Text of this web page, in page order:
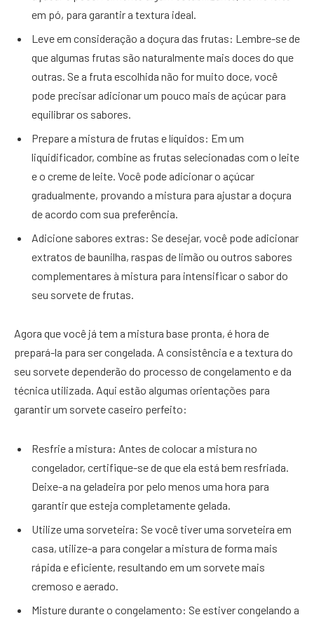
em pó, para garantir a textura ideal.
Leve em consideração a doçura das frutas: Lembre-se de
que algumas frutas são naturalmente mais doces do que
outras. Se a fruta escolhida não for muito doce, você
pode precisar adicionar um pouco mais de açúcar para
equilibrar os sabores.
Prepare a mistura de frutas e líquidos: Em um
liquidificador, combine as frutas selecionadas com o leite
e o creme de leite. Você pode adicionar o açúcar
gradualmente, provando a mistura para ajustar a doçura
de acordo com sua preferência.
Adicione sabores extras: Se desejar, você pode adicionar
extratos de baunilha, raspas de limão ou outros sabores
complementares à mistura para intensificar o sabor do
seu sorvete de frutas.
Agora que você já tem a mistura base pronta, é hora de
prepará-la para ser congelada. A consistência e a textura do
seu sorvete dependerão do processo de congelamento e da
técnica utilizada. Aqui estão algumas orientações para
garantir um sorvete caseiro perfeito:
Resfrie a mistura: Antes de colocar a mistura no
congelador, certifique-se de que ela está bem resfriada.
Deixe-a na geladeira por pelo menos uma hora para
garantir que esteja completamente gelada.
Utilize uma sorveteira: Se você tiver uma sorveteira em
casa, utilize-a para congelar a mistura de forma mais
rápida e eficiente, resultando em um sorvete mais
cremoso e aerado.
Misture durante o congelamento: Se estiver congelando a